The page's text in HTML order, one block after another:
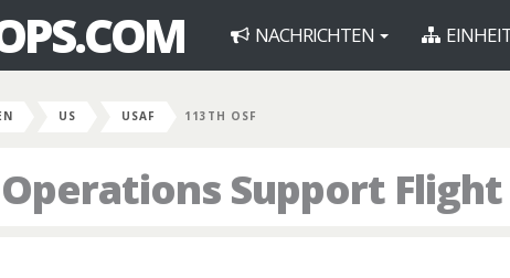
NACHRICHTEN
US USAF 113TH OSF
Support Flight